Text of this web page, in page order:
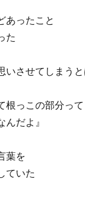
あったこと
た
いさせてしまう
根っこの部分って
だよ』
葉を
ていた